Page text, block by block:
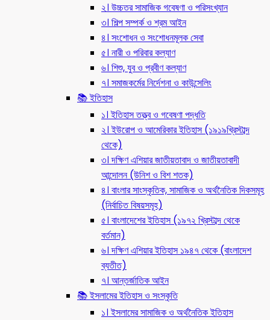
২। উচ্চতর সামাজিক গবেষণা ও পরিসংখ্যান
৩। শিল্প সম্পর্ক ও শ্রম আইন
৪। সংশোধন ও সংশোধনমূলক সেবা
৫। নারী ও পরিবার কল্যাণ
৬। শিশু, যুব ও প্রবীণ কল্যাণ
৭। সমাজকর্মের নির্দেশনা ও কাউন্সেলিং
📚 ইতিহাস
১। ইতিহাস তত্ত্ব ও গবেষণা পদ্ধতি
২। ইউরোপ ও আমেরিকার ইতিহাস (১৯১৯খ্রিস্টাব্দ
থেকে)
৩। দক্ষিণ এশিয়ার জাতীয়তাবাদ ও জাতীয়তাবাদী
আন্দোলন (উনিশ ও বিশ শতক)
৪। বাংলার সাংস্কৃতিক, সামাজিক ও অর্থনৈতিক দিকসমূহ
(নির্বাচিত বিষয়সমূহ)
৫। বাংলাদেশের ইতিহাস (১৯৭২ খ্রিস্টাব্দ থেকে
বর্তমান)
৬। দক্ষিণ এশিয়ার ইতিহাস ১৯৪৭ থেকে (বাংলাদেশ
ব্যতীত)
৭। আন্তর্জাতিক আইন
📚 ইসলামের ইতিহাস ও সংস্কৃতি
১। ইসলামের সামাজিক ও অর্থনৈতিক ইতিহাস